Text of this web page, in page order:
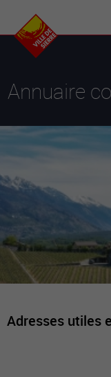
Annuaire
Adresses utiles